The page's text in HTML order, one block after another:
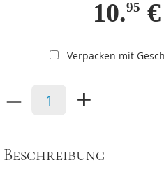
10.95 €
Verpacken mit
– +
Beschreibung